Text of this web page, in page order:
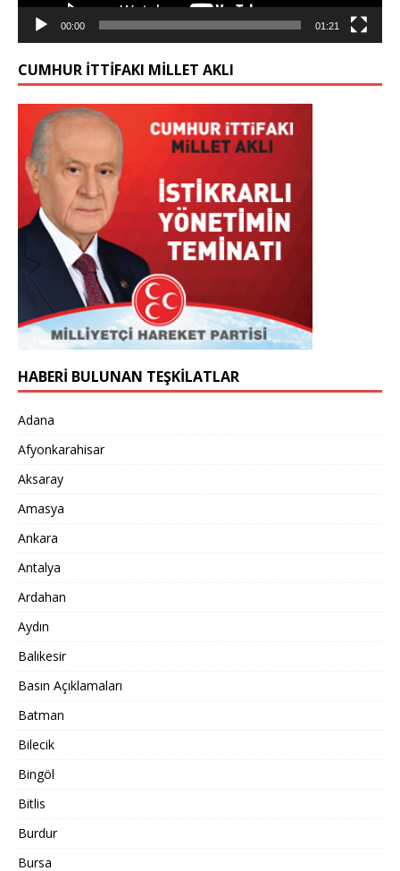
00:00 01:21
CUMHUR İTTİFAKI MİLLET AKLI
HABERİ BULUNAN TEŞKİLATLAR
Adana
Afyonkarahisar
Aksaray
Amasya
Ankara
Antalya
Ardahan
Aydın
Balıkesir
Basın Açıklamaları
Batman
Bilecik
Bingöl
Bitlis
Burdur
Bursa